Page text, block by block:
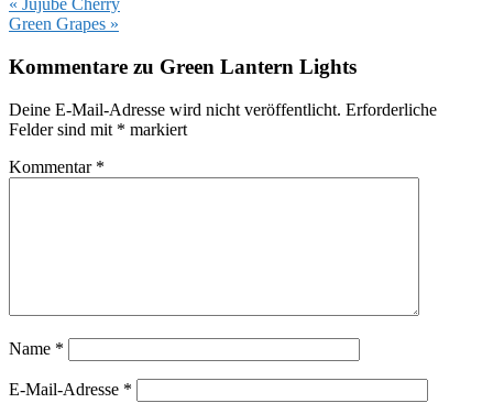
Beitrag:
« Jujube Cherry
Nächster
Green Grapes »
Interaktionen
Kommentare zu Green Lantern Lights
Deine E-Mail-Adresse wird nicht veröffentlicht. Erforderliche
Felder sind mit * markiert
Kommentar *
Name *
E-Mail-Adresse *